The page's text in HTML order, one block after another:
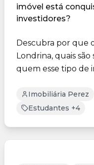
imóvel está
investidores?
Descubra por que
Londrina, quais
quem esse tipo de
Imobiliária Perez
Estudantes +4